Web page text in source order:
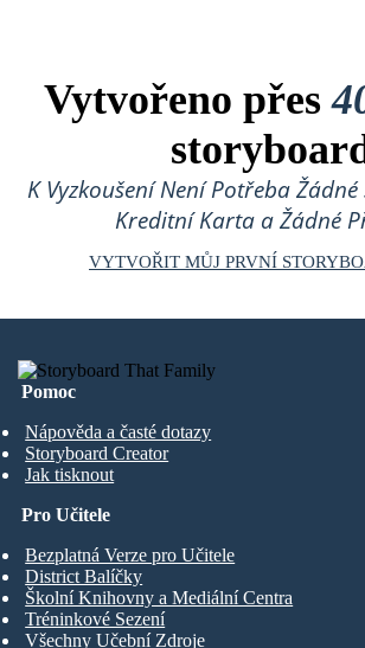
Vytvořeno přes
K Vyzkoušení Není Potřeba
Kreditní Karta a Žádné
VYTVOŘIT MŮJ PRVNÍ
Pomoc
Nápověda a časté dotazy
Storyboard Creator
Jak tisknout
Pro Učitele
Bezplatná Verze pro Učitele
District Balíčky
Školní Knihovny a Mediální Centra
Tréninkové Sezení
Všechny Učební Zdroje